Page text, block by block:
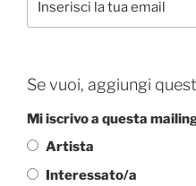
Se vuoi, aggiungi
Mi iscrivo a questa
Artista
Interessato/a